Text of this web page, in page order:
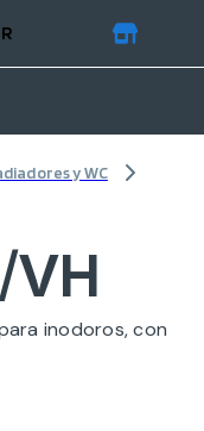
y WC
inodoros, con